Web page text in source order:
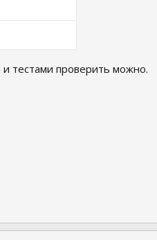
и тестами проверить можно.